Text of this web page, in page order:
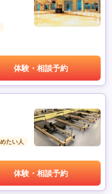
体験・相談予約
たい人
体験・相談予約